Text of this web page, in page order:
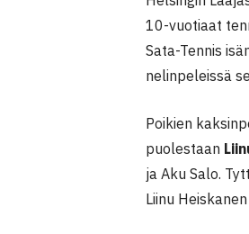
10-vuotiaat
Sata-Tennis
nelinpeleissä
Poikien
puolestaan
ja Aku Salo.
Liinu